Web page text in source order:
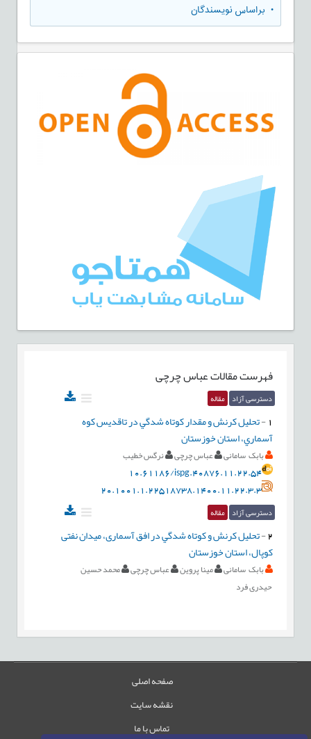
• براساس نویسندگان
فهرست مقالاتعباس چرچی
دسترسی آزاد مقاله
-تحلیل کرنش و مقدار كوتاه شدگي در تاقديس كوه
آسماري، استان خوزستان
بابک سامانی عباس چرچی نرگس خطیب
10.61186/ispg.40876.11.22.54
20.1001.1.22518738.1400.11.22.3.3
دسترسی آزاد مقاله
2
-تحلیل کرنش و كوتاه شدگي در افق آسماری، میدان نفتی
کوپال، استان خوزستان
بابک سامانی مینا پروین عباس چرچی
محمد حسین
حیدری فرد
صفحه اصلی
نقشه سایت
تماس با ما